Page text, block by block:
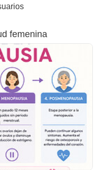
femenina